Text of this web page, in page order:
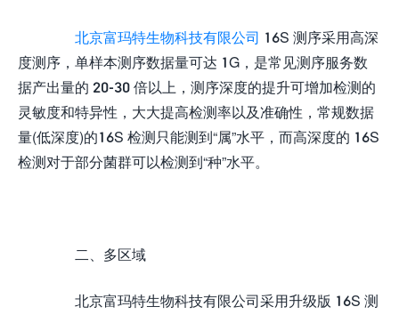
北京富玛特生物科技有限公司 16S 测序采用高深
度测序，单样本测序数据量可达 1G，是常见测序服务数
据产出量的 20-30 倍以上，测序深度的提升可增加检测的
灵敏度和特异性，大大提高检测率以及准确性，常规数据
量(低深度)的16S 检测只能测到“属”水平，而高深度的 16S
检测对于部分菌群可以检测到“种”水平。
二、多区域
北京富玛特生物科技有限公司采用升级版 16S 测